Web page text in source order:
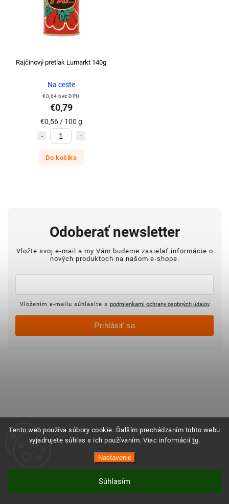
Tento web používa súbory cookie. Ďalším prechádzaním tohto webu
vyjadrujete súhlas s ich používaním. Viac informácií tu.
Nastavenie
Súhlasím
Rajčinový pretlak Lumarkt 140g
Na ceste
€0,64 bez DPH
€0,79
€0,56 / 100 g
Do košíka
Odoberať newsletter
Vložte svoj e-mail a my Vám budeme zasielať informácie o
nových produktoch na našom e-shope.
Vložením e-mailu súhlasíte s podmienkami ochrany osobných údajov
Prihlásiť sa
Copyright 2025 ©
Všetky práva vyhradené. VytvorilShoptet| Design